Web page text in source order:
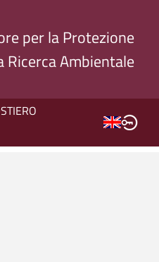
per la Protezione
Ricerca Ambientale